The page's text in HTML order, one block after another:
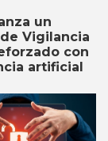
un
Vigilancia
con
artificial